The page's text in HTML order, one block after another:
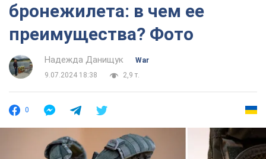
бронежилета: в чем ее
преимущества? Фото
Надежда Данищук
War
9.07.2024 18:38
2,9 т.
0